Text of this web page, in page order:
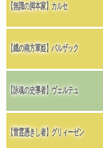
【無識の脚本家】カルセ
【鐡の南方軍姫】バルザック
【詠魂の史導者】ヴェルテュ
【雷霊憑きし者】グリィーゼン